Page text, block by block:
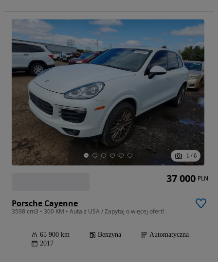
1 / 6
Porsche Cayenne
3598 cm3 • 300 KM • Auta z USA / Zapytaj o więcej ofert!
65 900 km Benzyna
Automatyczna
2017
37 000 PLN